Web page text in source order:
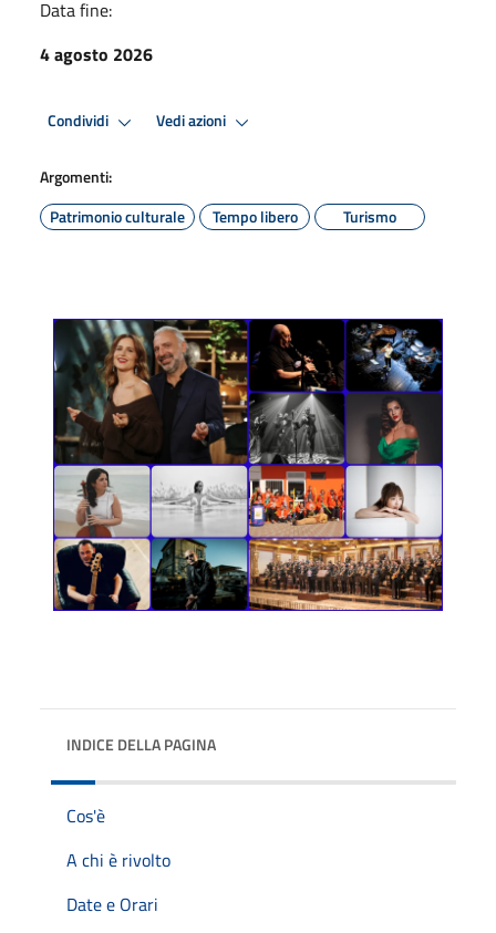
Data fine:
4 agosto 2026
Condividi Vedi azioni
Argomenti:
Patrimonio culturale
Tempo libero Turismo
INDICE DELLA PAGINA
Cos'è
A chi è rivolto
Date e Orari